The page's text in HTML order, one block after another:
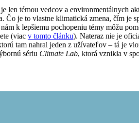
len témou vedcov a environmentálnych
je to vlastne klimatická zmena, čím je
k lepšiemu pochopeniu témy môžu
(viac v tomto článku). Nateraz nie je
tam nahral jeden z užívateľov – tá je
sériu Climate Lab, ktorá vznikla v